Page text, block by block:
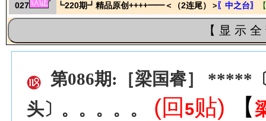
027 ┗220期┛精品原创++++━━＜（2连尾）＞━━++++期
〖中之台〗
【 显 示
第086期:［梁国睿］
头〕。。。。。
(回 5贴) 【